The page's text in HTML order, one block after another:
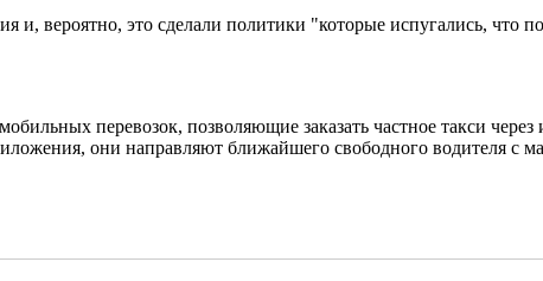
вероятно, это сделали политики "которые испугались, что
перевозок, позволяющие заказать частное такси
они направляют ближайшего свободного водителя с